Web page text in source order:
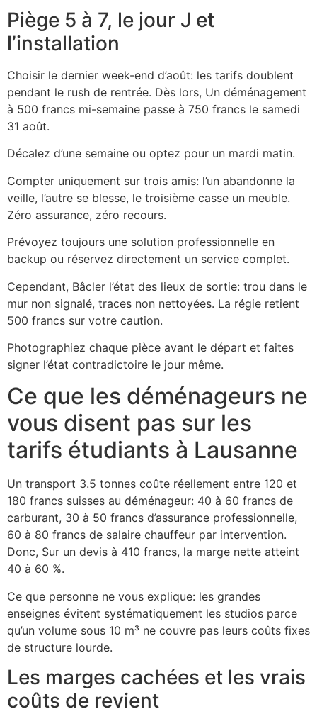
Piège 5 à 7, le jour J et
l’installation
Choisir le dernier week-end d’août: les tarifs doublent
pendant le rush de rentrée. Dès lors, Un déménagement
à 500 francs mi-semaine passe à 750 francs le samedi
31 août.
Décalez d’une semaine ou optez pour un mardi matin.
Compter uniquement sur trois amis: l’un abandonne la
veille, l’autre se blesse, le troisième casse un meuble.
Zéro assurance, zéro recours.
Prévoyez toujours une solution professionnelle en
backup ou réservez directement un service complet.
Cependant, Bâcler l’état des lieux de sortie: trou dans le
mur non signalé, traces non nettoyées. La régie retient
500 francs sur votre caution.
Photographiez chaque pièce avant le départ et faites
signer l’état contradictoire le jour même.
Ce que les déménageurs ne
vous disent pas sur les
tarifs étudiants à Lausanne
Un transport 3.5 tonnes coûte réellement entre 120 et
180 francs suisses au déménageur: 40 à 60 francs de
carburant, 30 à 50 francs d’assurance professionnelle,
60 à 80 francs de salaire chauffeur par intervention.
Donc, Sur un devis à 410 francs, la marge nette atteint
40 à 60 %.
Ce que personne ne vous explique: les grandes
enseignes évitent systématiquement les studios parce
qu’un volume sous 10 m³ ne couvre pas leurs coûts fixes
de structure lourde.
Les marges cachées et les vrais
coûts de revient